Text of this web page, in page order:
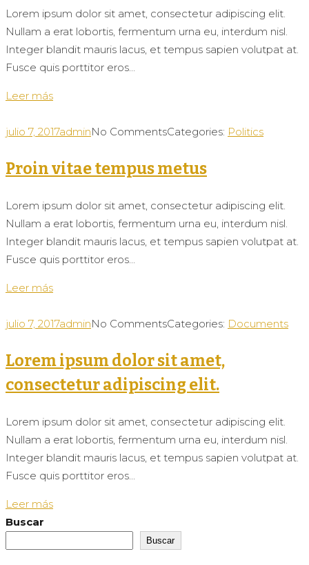
Lorem ipsum dolor sit amet, consectetur adipiscing elit.
Nullam a erat lobortis, fermentum urna eu, interdum nisl.
Integer blandit mauris lacus, et tempus sapien volutpat at.
Fusce quis porttitor eros...
Leer más
julio 7, 2017adminNo CommentsCategories: Politics
Proin vitae tempus metus
Lorem ipsum dolor sit amet, consectetur adipiscing elit.
Nullam a erat lobortis, fermentum urna eu, interdum nisl.
Integer blandit mauris lacus, et tempus sapien volutpat at.
Fusce quis porttitor eros...
Leer más
julio 7, 2017adminNo CommentsCategories: Documents
Lorem ipsum dolor sit amet,
consectetur adipiscing elit.
Lorem ipsum dolor sit amet, consectetur adipiscing elit.
Nullam a erat lobortis, fermentum urna eu, interdum nisl.
Integer blandit mauris lacus, et tempus sapien volutpat at.
Fusce quis porttitor eros...
Leer más
Buscar
Buscar